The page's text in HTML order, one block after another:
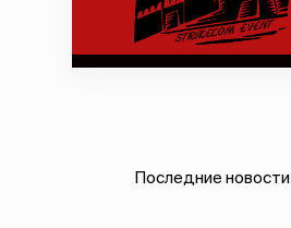
Последние новости